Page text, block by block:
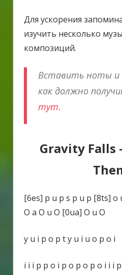
Для ускорения
изучить несколько
композиций.
Вставить ноты и
как должно
тут.
Gravity Falls
[6es] p u p s p u p [8ts] o
O a O u O [0ua] O u O
y u i p o p t y u i u o p o i
i i i p p o i p o p o p o i i i